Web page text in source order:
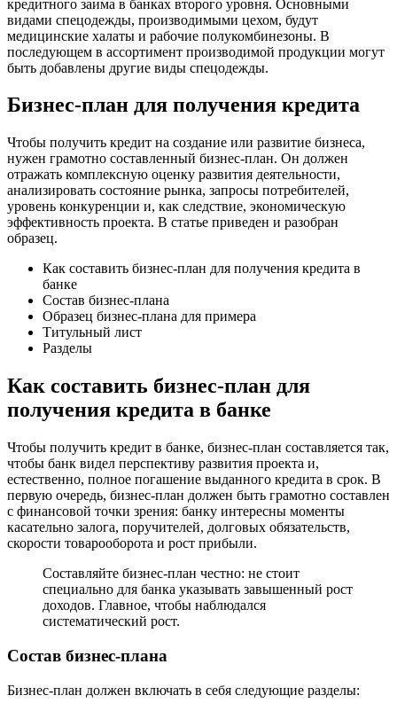
кредитного заима в банках второго уровня. Основными
видами спецодежды, производимыми цехом, будут
медицинские халаты и рабочие полукомбинезоны. В
последующем в ассортимент производимой продукции могут
быть добавлены другие виды спецодежды.
Бизнес-план для получения кредита
Чтобы получить кредит на создание или развитие бизнеса,
нужен грамотно составленный бизнес-план. Он должен
отражать комплексную оценку развития деятельности,
анализировать состояние рынка, запросы потребителей,
уровень конкуренции и, как следствие, экономическую
эффективность проекта. В статье приведен и разобран
образец.
Как составить бизнес-план для получения кредита в
банке
Состав бизнес-плана
Образец бизнес-плана для примера
Титульный лист
Разделы
Как составить бизнес-план для
получения кредита в банке
Чтобы получить кредит в банке, бизнес-план составляется так,
чтобы банк видел перспективу развития проекта и,
естественно, полное погашение выданного кредита в срок. В
первую очередь, бизнес-план должен быть грамотно составлен
с финансовой точки зрения: банку интересны моменты
касательно залога, поручителей, долговых обязательств,
скорости товарооборота и рост прибыли.
Составляйте бизнес-план честно: не стоит
специально для банка указывать завышенный рост
доходов. Главное, чтобы наблюдался
систематический рост.
Состав бизнес-плана
Бизнес-план должен включать в себя следующие разделы: